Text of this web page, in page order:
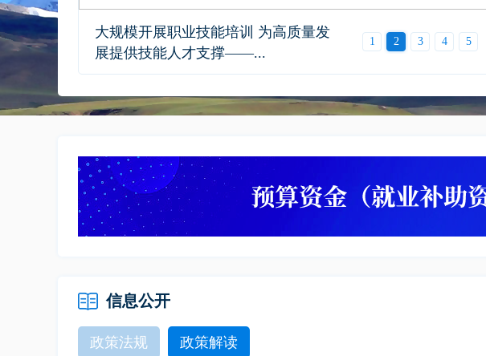
大规模开展职业技能培训 为高质量发
展提供技能人才支撑——...
1 2 3 4 5
信息公开
政策法规 政策解读